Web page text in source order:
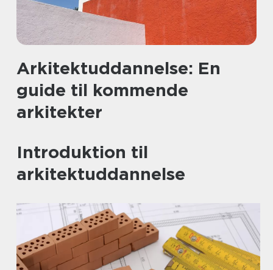
Arkitektuddannelse: En
guide til kommende
arkitekter
Introduktion til
arkitektuddannelse